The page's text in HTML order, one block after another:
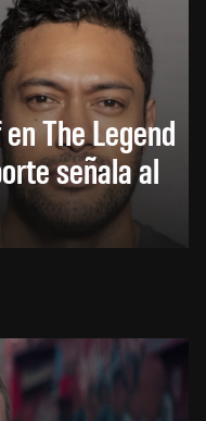
The Legend
señala al